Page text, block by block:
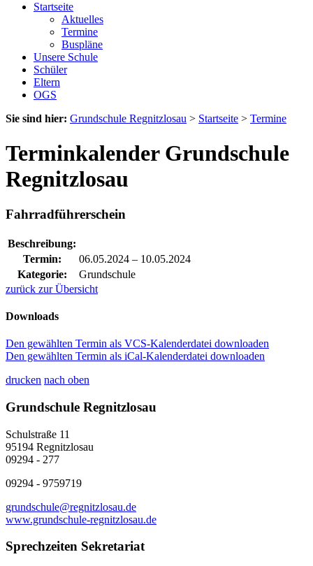
Startseite
Aktuelles
Termine
Buspläne
Unsere Schule
Schüler
Eltern
OGS
Sie sind hier: Grundschule Regnitzlosau > Startseite > Termine
Terminkalender Grundschule
Regnitzlosau
Fahrradführerschein
Beschreibung:
Termin:
06.05.2024 – 10.05.2024
Kategorie:
Grundschule
zurück zur Übersicht
Downloads
Den gewählten Termin als VCS-Kalenderdatei downloaden
Den gewählten Termin als iCal-Kalenderdatei downloaden
drucken nach oben
Grundschule Regnitzlosau
Schulstraße 11
95194 Regnitzlosau
09294 - 277
09294 - 9759719
grundschule@regnitzlosau.de
www.grundschule-regnitzlosau.de
Sprechzeiten Sekretariat